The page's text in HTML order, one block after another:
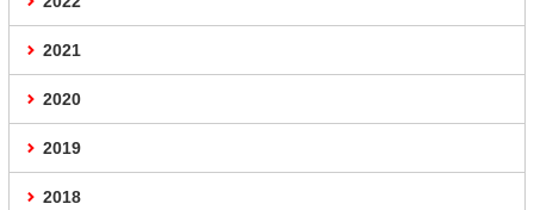
2021
2020
2019
2018